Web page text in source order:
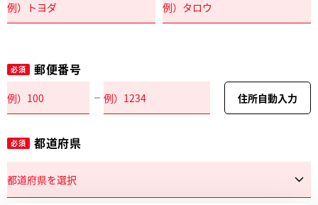
必須 郵便番号
住所自動入力
必須 都道府県